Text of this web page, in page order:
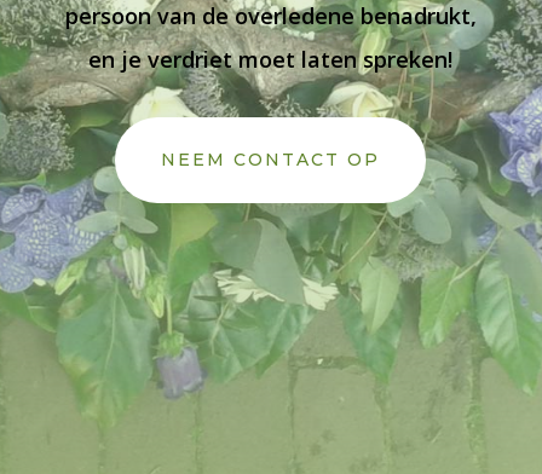
persoon van de overledene benadrukt,
en je verdriet moet laten spreken!
NEEM CONTACT OP